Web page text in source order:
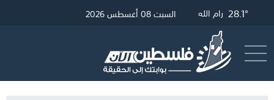
30.39° غزة 28.34° القدس 28.1° رام الله 27.19° الخليل السبت 08 أغسطس 2026